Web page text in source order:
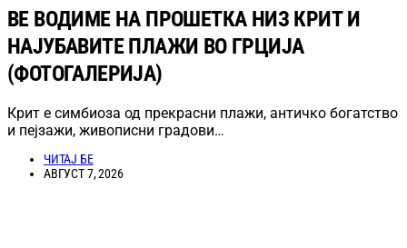
ВЕ ВОДИМЕ НА ПРОШЕТКА НИЗ КРИТ И
НАЈУБАВИТЕ ПЛАЖИ ВО ГРЦИЈА
(ФОТОГАЛЕРИЈА)
Крит е симбиоза од прекрасни плажи, античко богатство
и пејзажи, живописни градови…
ЧИТАЈ БЕ
АВГУСТ 7, 2026